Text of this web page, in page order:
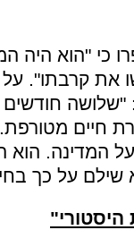
כי "הוא היה
את קרבתו".
חודשים
חיים
המדינה. הוא
שילם על כך
היסטורי"